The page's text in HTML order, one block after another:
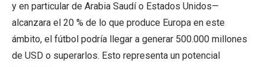
y en particular de Arabia Saudí o Estados Unidos—
alcanzara el 20 % de lo que produce Europa en este
ámbito, el fútbol podría llegar a generar 500.000 millones
de USD o superarlos. Esto representa un potencial